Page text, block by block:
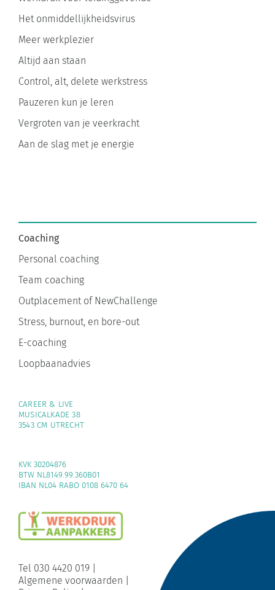
Het onmiddellijkheidsvirus
Meer werkplezier
Altijd aan staan
Control, alt, delete werkstress
Pauzeren kun je leren
Vergroten van je veerkracht
Aan de slag met je energie
Coaching
Personal coaching
Outplacement of NewChallenge
Stress, burnout, en bore-out
E-coaching
Loopbaanadvies
MUSICALKADE 38
3543 CM UTRECHT
BTW NL8149.99.360B01
IBAN NL04 RABO 0108 6470 64
Algemene voorwaarden
Privacy Policy|